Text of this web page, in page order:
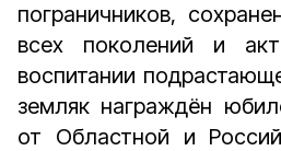
пограничников,
всех поколений и
воспитании
земляк награждён
от Областной и